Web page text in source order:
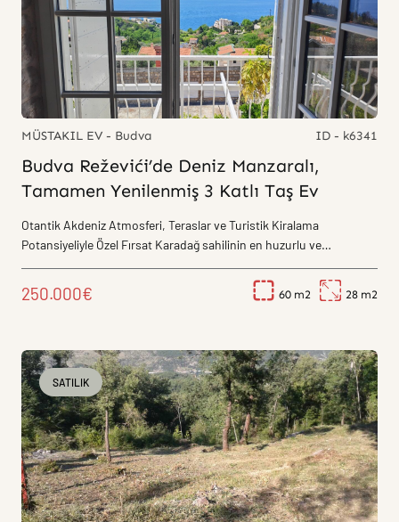
MÜSTAKIL EV - Budva ID - k6341
Budva Reževići’de Deniz Manzaralı,
Tamamen Yenilenmiş 3 Katlı Taş Ev
Otantik Akdeniz Atmosferi, Teraslar ve Turistik Kiralama
Potansiyeliyle Özel Fırsat Karadağ sahilinin en huzurlu ve
250.000€ 60 28
SATILIK